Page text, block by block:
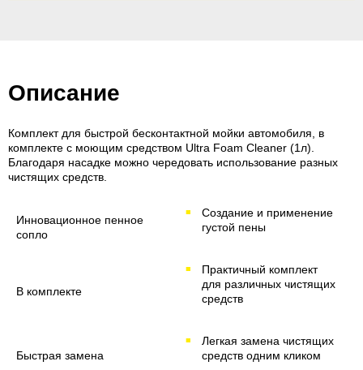
Описание
Комплект для быстрой бесконтактной мойки автомобиля, в
комплекте с моющим средством Ultra Foam Cleaner (1л).
Благодаря насадке можно чередовать использование разных
чистящих средств.
Инновационное пенное
сопло
Создание и применение
густой пены
В комплекте
Практичный комплект
для различных чистящих
средств
Быстрая замена
Легкая замена чистящих
средств одним кликом